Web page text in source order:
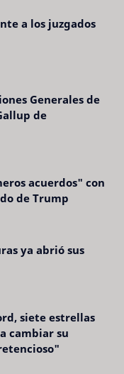
a los juzgados
Generales de
de
acuerdos" con
de Trump
ya abrió sus
siete estrellas
cambiar su